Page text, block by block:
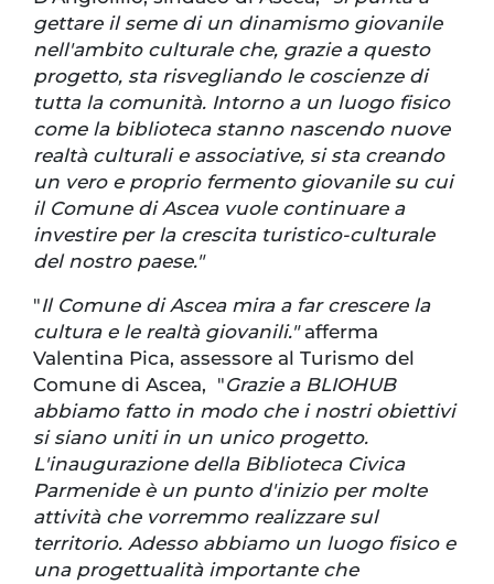
gettare il seme di un dinamismo giovanile
nell'ambito culturale che, grazie a questo
progetto, sta risvegliando le coscienze di
tutta la comunità. Intorno a un luogo fisico
come la biblioteca stanno nascendo nuove
realtà culturali e associative, si sta creando
un vero e proprio fermento giovanile su cui
il Comune di Ascea vuole continuare a
investire per la crescita turistico-culturale
del nostro paese."
"Il Comune di Ascea mira a far crescere la
cultura e le realtà giovanili."afferma
Valentina Pica, assessore al Turismo del
Comune di Ascea, "Grazie a BLIOHUB
abbiamo fatto in modo che i nostri obiettivi
si siano uniti in un unico progetto.
L'inaugurazione della Biblioteca Civica
Parmenide è un punto d'inizio per molte
attività che vorremmo realizzare sul
territorio. Adesso abbiamo un luogo fisico e
una progettualità importante che